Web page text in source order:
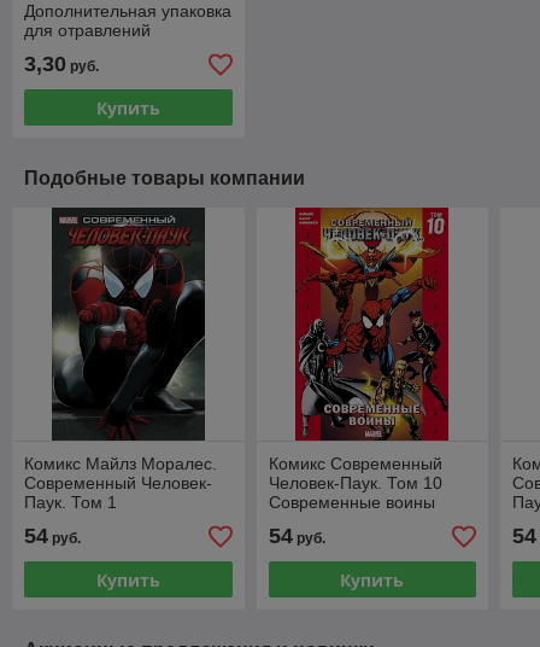
Дополнительная упаковка
для отравлений
3,30 руб.
Купить
Подобные товары компании
Комикс Майлз Моралес.
Современный Человек-
Паук. Том 1
54 руб.
Купить
Комикс Современный
Человек-Паук. Том 10
Современные воины
54руб.
Купить
54